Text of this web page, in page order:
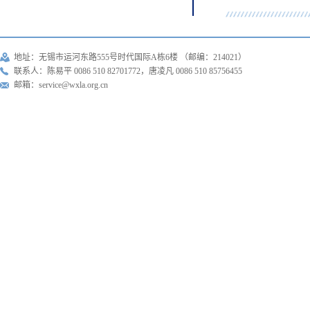
地址：无锡市运河东路555号时代国际A栋6楼 （邮编：214021）
联系人：陈易平 0086 510 82701772，唐凌凡 0086 510 85756455
邮箱：service@wxla.org.cn